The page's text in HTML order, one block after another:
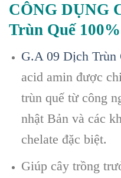
CÔNG DỤNG
Trùn Quế
G.A 09 Dịch Trùn
acid amin được
trùn quế từ công
nhật Bản và các
chelate đặc biệt.
Giúp cây trồng